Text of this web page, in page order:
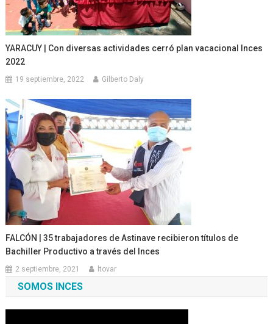
YARACUY | Con diversas actividades cerró plan vacacional Inces
2022
19 septiembre, 2022 Gilberto Daly
FALCÓN | 35 trabajadores de Astinave recibieron títulos de
Bachiller Productivo a través del Inces
2 septiembre, 2021 ltovar
SOMOS INCES